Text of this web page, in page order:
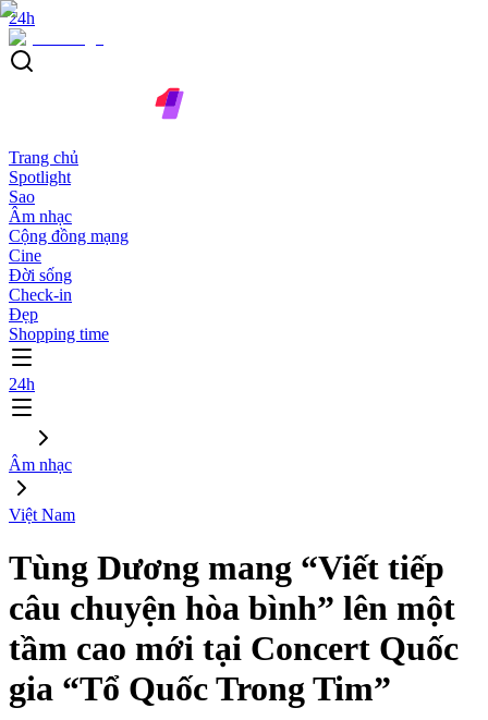
24h
Trang chủ
Spotlight
Sao
Âm nhạc
Cộng đồng mạng
Cine
Đời sống
Check-in
Đẹp
Shopping time
24h
Âm nhạc
Việt Nam
Tùng Dương mang “Viết tiếp
câu chuyện hòa bình” lên một
tầm cao mới tại Concert Quốc
gia “Tổ Quốc Trong Tim”